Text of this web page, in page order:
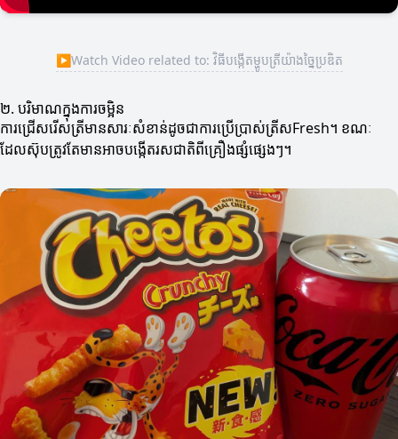
▶Watch Video related to: វិធីបង្កើតម្ហូបត្រីយ៉ាងច្នៃប្រឌិត
២. បរិមាណក្នុងការចម្អិន
ការជ្រើសរើសត្រីមានសារៈសំខាន់ដូចជាការប្រើប្រាស់ត្រីសFresh។ ខណៈ
ដែលស៊ុបត្រូវតែមានអាចបង្កើតរសជាតិពីគ្រឿងផ្សំផ្សេងៗ។